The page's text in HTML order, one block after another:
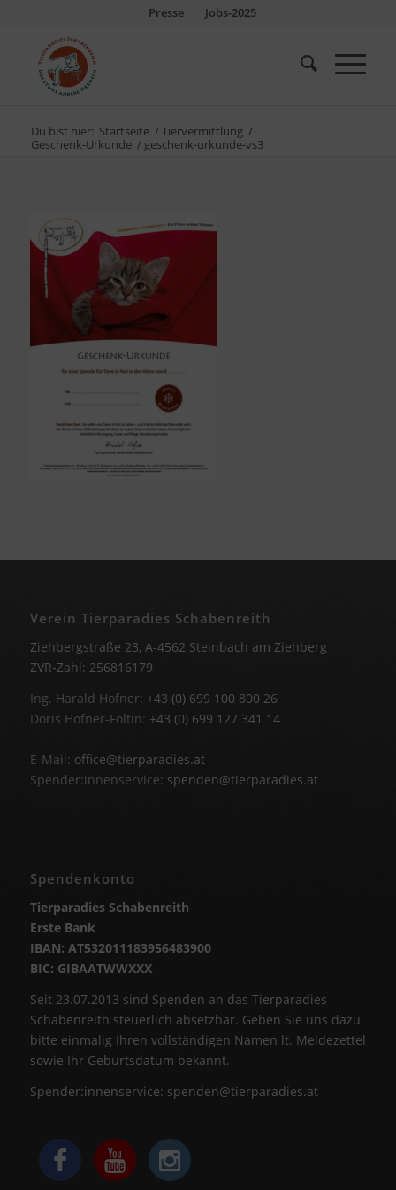
Presse Jobs-2025
Du bist hier: Startseite / Tiervermittlung /
Geschenk-Urkunde / geschenk-urkunde-vs3
Verein Tierparadies Schabenreith
Ziehbergstraße 23, A-4562 Steinbach am Ziehberg
ZVR-Zahl: 256816179
Ing. Harald Hofner: +43 (0) 699 100 800 26
Doris Hofner-Foltin: +43 (0) 699 127 341 14
E-Mail: office@tierparadies.at
Spender:innenservice: spenden@tierparadies.at
Spendenkonto
Tierparadies Schabenreith
Erste Bank
IBAN: AT532011183956483900
BIC: GIBAATWWXXX
Seit 23.07.2013 sind Spenden an das Tierparadies
Schabenreith steuerlich absetzbar. Geben Sie uns dazu
bitte einmalig Ihren vollständigen Namen lt. Meldezettel
sowie Ihr Geburtsdatum bekannt.
Spender:innenservice: spenden@tierparadies.at